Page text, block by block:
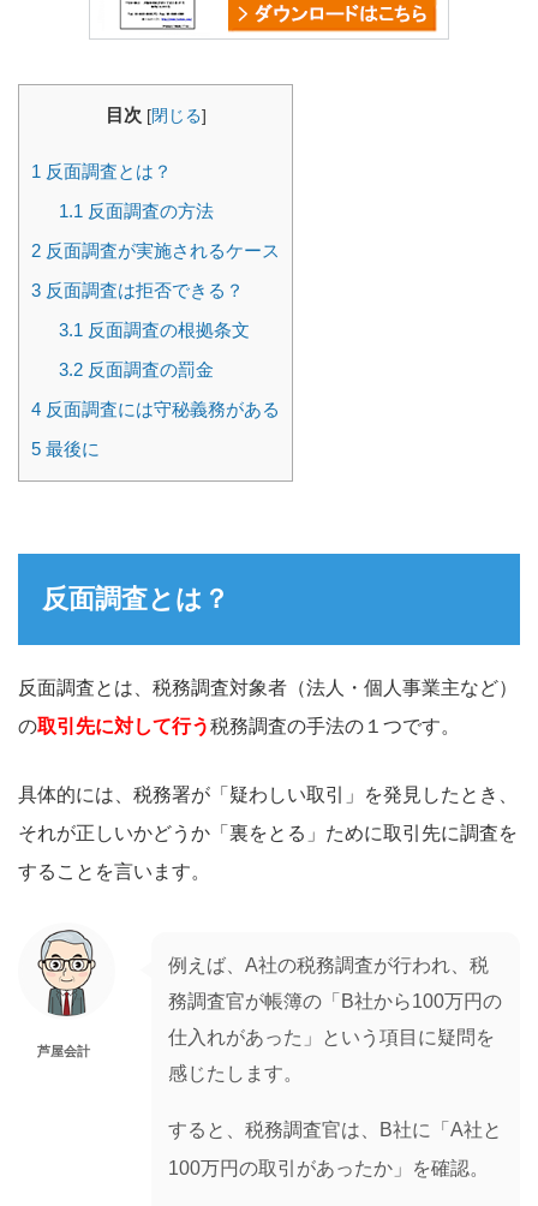
目次 [閉じる]
1 反面調査とは？
1.1 反面調査の方法
2 反面調査が実施されるケース
3 反面調査は拒否できる？
3.1 反面調査の根拠条文
3.2反面調査の罰金
4 反面調査には守秘義務がある
5 最後に
反面調査とは？
反面調査とは、税務調査対象者（法人・個人事業主など）
の取引先に対して行う税務調査の手法の１つです。
具体的には、税務署が「疑わしい取引」を発見したとき、
それが正しいかどうか「裏をとる」ために取引先に調査を
することを言います。
芦屋会計
例えば、A社の税務調査が行われ、税
務調査官が帳簿の「B社から100万円の
仕入れがあった」という項目に疑問を
感じたします。
すると、税務調査官は、B社に「A社と
100万円の取引があったか」を確認。